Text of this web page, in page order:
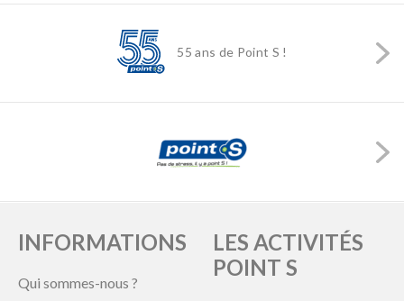
55 ans de Point S !
INFORMATIONS
Qui sommes-nous ?
LES ACTIVITÉS
POINT S